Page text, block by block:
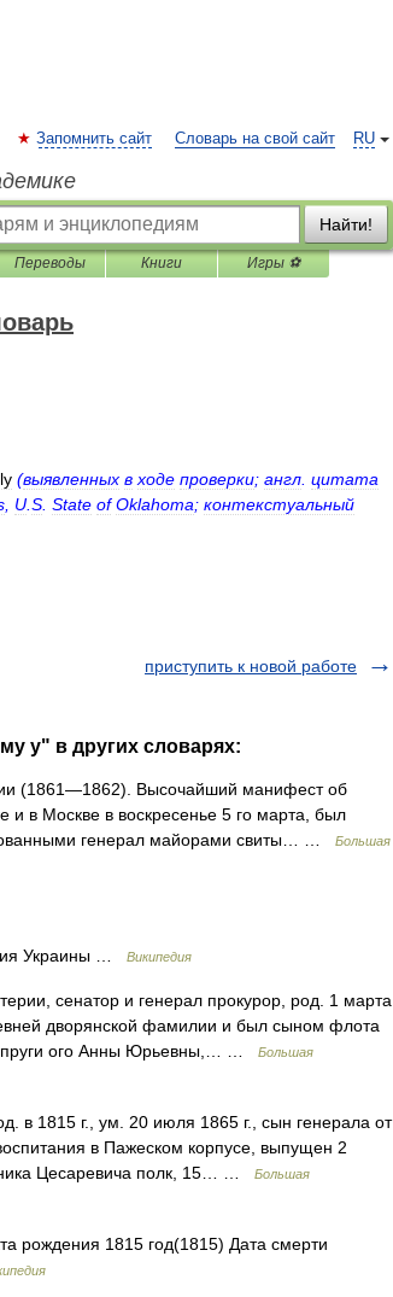
RU
Запомнить сайт Словарь на свой сайт
Найти!
Переводы Книги Игры ⚽
(выявленных в ходе проверки; англ цитата
U S State of Oklahoma; контекстуальный
приступить к новой работе
у" в других словарях:
(1861—1862). Высочайший манифест об
и в Москве в воскресенье 5 го марта, был
генерал майорами свиты… …
Большая
Украины … Википедия
сенатор и генерал прокурор, род. 1 марта
дворянской фамилии и был сыном флота
ого Анны Юрьевны,… …
Большая
в 1815 г., ум. 20 июля 1865 г., сын генерала от
в Пажеском корпусе, выпущен 2
Цесаревича полк, 15… …
Большая
рождения 1815 год(1815) Дата смерти